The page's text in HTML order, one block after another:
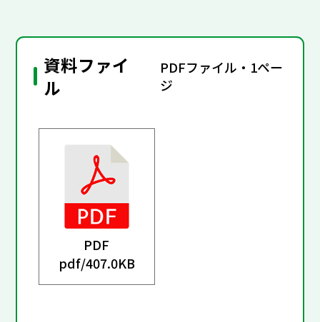
資料ファイ
ル
PDFファイル・1ペー
ジ
PDF
pdf/407.0KB